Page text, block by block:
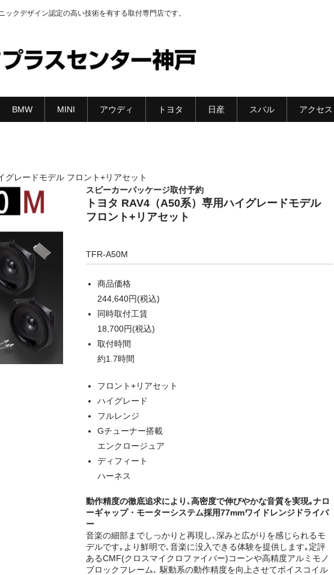
クデザイン認定の高い技術を有する取付専門店です。
BMW MINI アウディ トヨタ 日産 スバル アクセス
グレードモデル フロント+リアセット
スピーカーパッケージ取付予約
トヨタ RAV4（A50系）専用ハイグレードモデル
フロント+リアセット
TFR-A50M
商品価格
244,640円(税込)
同時取付工賃
18,700円(税込)
取付時間
約1.7時間
フロント+リアセット
ハイグレード
フルレンジ
Gチューナー搭載
エンクロージュア
ディフィート
ハーネス
動作精度の徹底追求により､高密度で伸びやかな音質を実現｡ナロ
ーギャップ・モーターシステム採用77mmワイドレンジドライバ
ー
音楽の細部までしっかりと再現し､深みと広がりを感じられるモ
デルです｡より鮮明で､音楽に没入できる体験を提供します｡定評
あるCMF(クロスマイクロファイバー)コーンや高精度アルミモノ
ブロックフレーム､ 駆動系の動作精度を向上させてボイスコイル